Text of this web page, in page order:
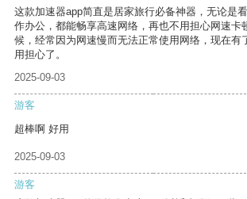
这款加速器app简直是居家旅行必备神器，无论是
作办公，都能畅享高速网络，再也不用担心网速卡
候，经常因为网速慢而无法正常使用网络，现在有
用担心了。
2025-09-03
游客
超棒啊 好用
2025-09-03
游客